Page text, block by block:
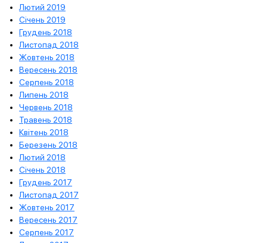
Лютий 2019
Січень 2019
Грудень 2018
Листопад 2018
Жовтень 2018
Вересень 2018
Серпень 2018
Липень 2018
Червень 2018
Травень 2018
Квітень 2018
Березень 2018
Лютий 2018
Січень 2018
Грудень 2017
Листопад 2017
Жовтень 2017
Вересень 2017
Серпень 2017